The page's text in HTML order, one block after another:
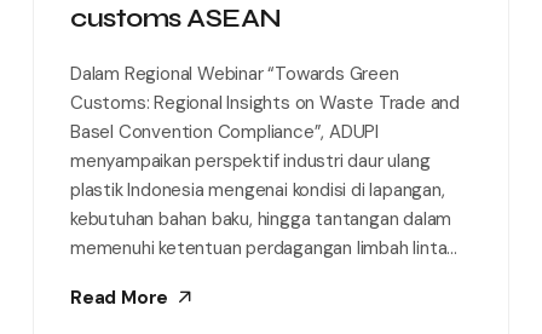
customs ASEAN
Dalam Regional Webinar “Towards Green
Customs: Regional Insights on Waste Trade and
Basel Convention Compliance”, ADUPI
menyampaikan perspektif industri daur ulang
plastik Indonesia mengenai kondisi di lapangan,
kebutuhan bahan baku, hingga tantangan dalam
memenuhi ketentuan perdagangan limbah linta...
Read More